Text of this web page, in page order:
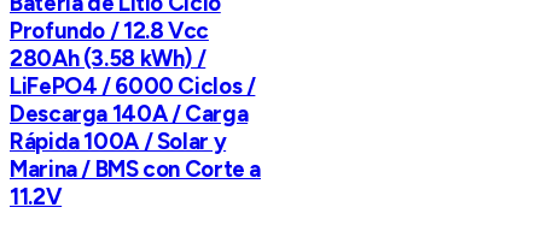
Profundo / 12.8 Vcc
280Ah (3.58 kWh) /
LiFePO4 / 6000 Ciclos /
Descarga 140A / Carga
Rápida 100A / Solar y
Marina / BMS con Corte a
11.2V